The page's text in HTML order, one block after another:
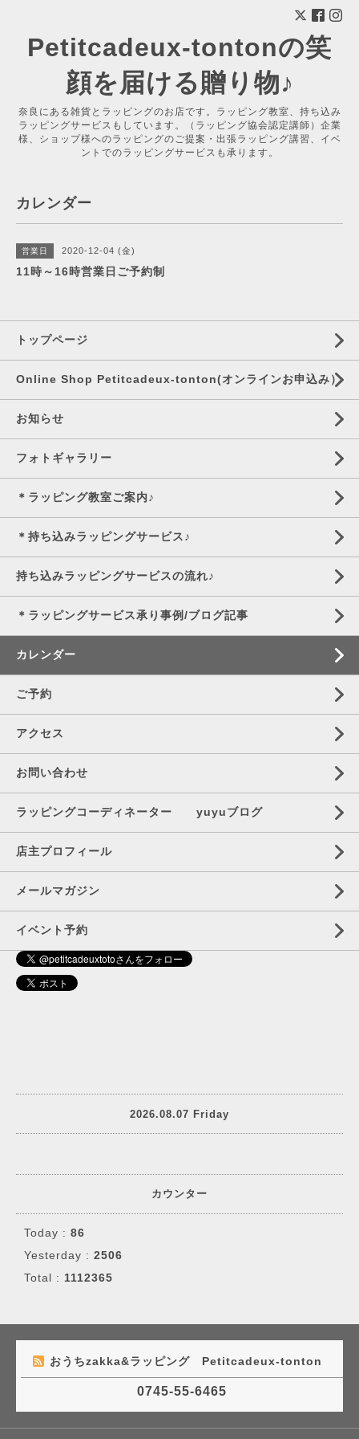
Petitcadeux-tontonの笑
顔を届ける贈り物♪
奈良にある雑貨とラッピングのお店です。ラッピング教室、持ち込み
ラッピングサービスもしています。（ラッピング協会認定講師）企業
様、ショップ様へのラッピングのご提案・出張ラッピング講習、イベ
ントでのラッピングサービスも承ります。
カレンダー
営業日 2020-12-04 (金)
11時～16時営業日ご予約制
トップページ
Online Shop Petitcadeux-tonton(オンラインお申込み）
お知らせ
フォトギャラリー
＊ラッピング教室ご案内♪
＊持ち込みラッピングサービス♪
持ち込みラッピングサービスの流れ♪
＊ラッピングサービス承り事例/ブログ記事
カレンダー
ご予約
アクセス
お問い合わせ
ラッピングコーディネーター yuyuブログ
店主プロフィール
メールマガジン
イベント予約
2026.08.07 Friday
カウンター
Today : 86
Yesterday : 2506
Total : 1112365
おうちzakka&ラッピング Petitcadeux-tonton
0745-55-6465